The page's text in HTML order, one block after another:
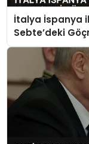
İtalya İspanya
Sebte’deki